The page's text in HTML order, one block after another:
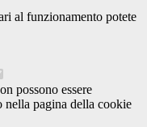
al funzionamento potete
possono essere
nella pagina della cookie